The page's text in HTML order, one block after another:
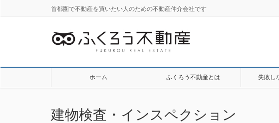
首都圏で不動産を買いたい人のための不動産仲介会社です
ホーム ふくろう不動産とは 失敗し
建物検査・インスペクション